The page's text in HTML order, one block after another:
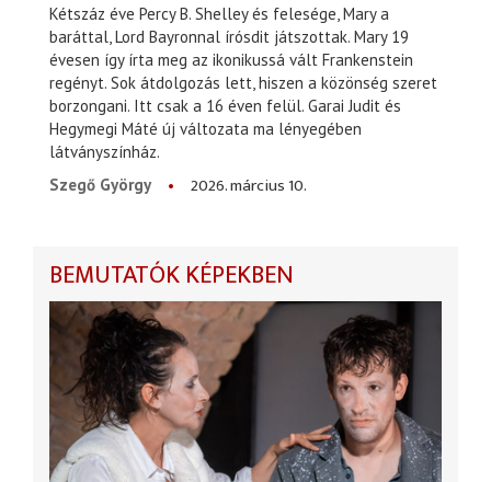
Kétszáz éve Percy B. Shelley és felesége, Mary a
baráttal, Lord Bayronnal írósdit játszottak. Mary 19
évesen így írta meg az ikonikussá vált Frankenstein
regényt. Sok átdolgozás lett, hiszen a közönség szeret
borzongani. Itt csak a 16 éven felül. Garai Judit és
Hegymegi Máté új változata ma lényegében
látványszínház.
Szegő György
2026. március 10.
BEMUTATÓK KÉPEKBEN